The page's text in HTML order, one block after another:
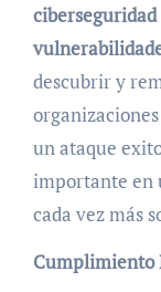
descubrir y
un ataque
importante en
cada vez más
Cumplimiento